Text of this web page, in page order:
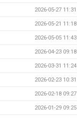
2026-05-27 11:31
2026-05-21 11:18
2026-05-05 11:43
2026-04-23 09:18
2026-03-31 11:24
2026-02-23 10:31
2026-02-18 09:27
2026-01-29 09:25